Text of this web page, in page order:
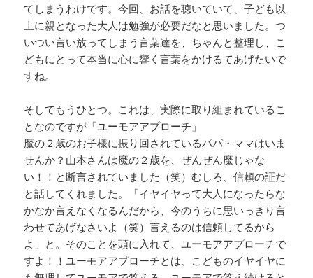
てしまうわけです。今回、お話を聴いていて、子ども以
上に親となった大人は勉強が必要だなと思いました。つ
いつい言い放ってしまう言葉達を、ちゃんと整理し、こ
どもにとって本当に心に響く言葉をかけるてあげたいで
すね。
そしてもうひとつ。これは、実際に取り組まれているこ
となのですが「ユーモアアプローチ」
魔の２歳のお子様に振り回されているパパ・ママはいま
せんか？山本さんは魔の２歳を、ぜんぜん魔じゃな
い！！と断言されていました（笑）むしろ、信頼の証だ
と話してくれました。「イヤイヤって大人になったらな
かなか言えなくなるんだから、今のうちに思いっきり言
わせてあげなさいよ（笑）言えるのは信頼してるから
よ」と。そのことを頭に入れて、ユーモアアプローチで
すよ！！ユーモアアプローチとは、こどものイヤイヤに